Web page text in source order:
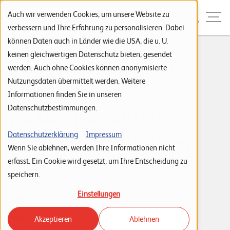
Auch wir verwenden Cookies, um unsere Website zu
verbessern und Ihre Erfahrung zu personalisieren. Dabei
können Daten auch in Länder wie die USA, die u. U.
keinen gleichwertigen Datenschutz bieten, gesendet
werden. Auch ohne Cookies können anonymisierte
Nutzungsdaten übermittelt werden. Weitere
Informationen finden Sie in unseren
Datenschutzbestimmungen.
Datenschutzerklärung
Impressum
Wenn Sie ablehnen, werden Ihre Informationen nicht
erfasst. Ein Cookie wird gesetzt, um Ihre Entscheidung zu
speichern.
Einstellungen
Akzeptieren Ablehnen
Zur Navigation
Zur Suche
Zum Inhalt
Menu
S
t
a
e
i
P
Zug erleichtert mit
Software
wirkungsorientierte
Verwaltungsführung
Tags: News Software Engineering & Apps